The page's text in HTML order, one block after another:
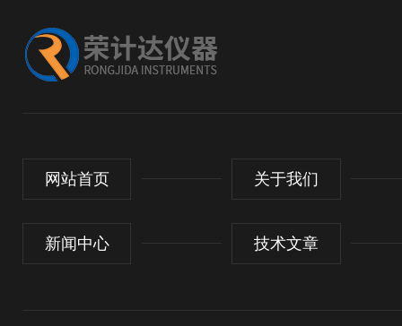
网站首页 关于我们
新闻中心 技术文章